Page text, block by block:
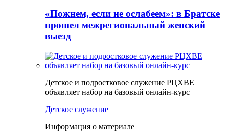
«Пожнем, если не ослабеем»: в Братске
прошел межрегиональный женский
выезд
Детское и подростковое служение РЦХВЕ
объявляет набор на базовый онлайн-курс
Детское служение
Информация о материале